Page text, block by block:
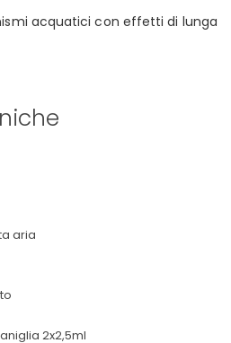
acquatici con effetti di lunga
aria
2x2,5ml